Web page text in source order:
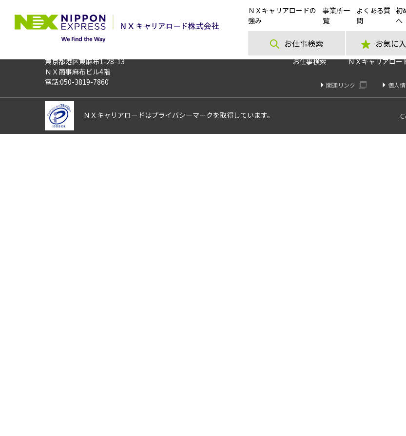
ＮＸキャリアロードの
強み
事業所一
覧
よくある質
問
初
へ
お仕事検索 お気に
高時給1600円 アマゾン京田辺の倉庫で通販商品のピッキングや梱包の作業
お仕事番号012529
東京都港区東麻布1-28-13
ＮＸ商事麻布ビル4階
電話:050-3819-7860
お仕事検索 ＮＸキャリアロー
関連リンク 個人
ＮＸキャリアロードはプライバシーマークを取得しています。